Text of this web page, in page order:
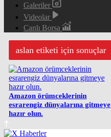
Galeriler
Videolar
Canlı Borsa
aslan etiketi için sonuçlar
Amazon örümceklerinin
esrarengiz dünyalarına gitmeye
hazır olun.